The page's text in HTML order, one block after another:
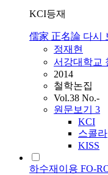
KCI등재
儒家 正名論 다시
정재현
서강대학교
2014
철학논집
Vol.38 No.-
원문보기 3
KCI
스콜라
KISS
하수재이용 FO-